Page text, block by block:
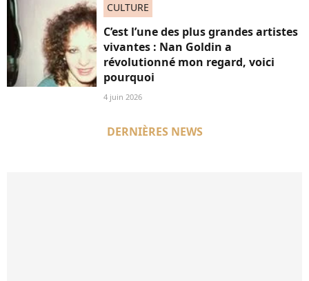
CULTURE
C’est l’une des plus grandes artistes
vivantes : Nan Goldin a
révolutionné mon regard, voici
pourquoi
4 juin 2026
DERNIÈRES NEWS